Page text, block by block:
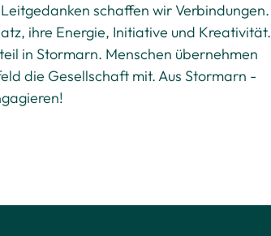
schaffen wir Verbindungen.
ihre Energie, Initiative und Kreativität.
in Stormarn. Menschen übernehmen
die Gesellschaft mit. Aus Stormarn -